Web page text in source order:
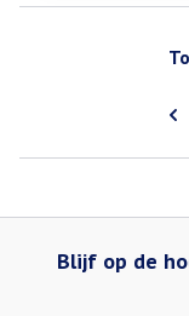
Blijf op de